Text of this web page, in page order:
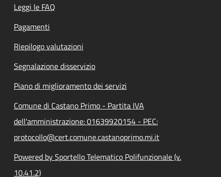
Leggi le FAQ
Pagamenti
Riepilogo valutazioni
Segnalazione disservizio
Piano di miglioramento dei servizi
Comune di Castano Primo - Partita IVA
dell'amministrazione: 01639920154 - PEC:
protocollo@cert.comune.castanoprimo.mi.it
Powered by Sportello Telematico Polifunzionale (v.
10.41.2)